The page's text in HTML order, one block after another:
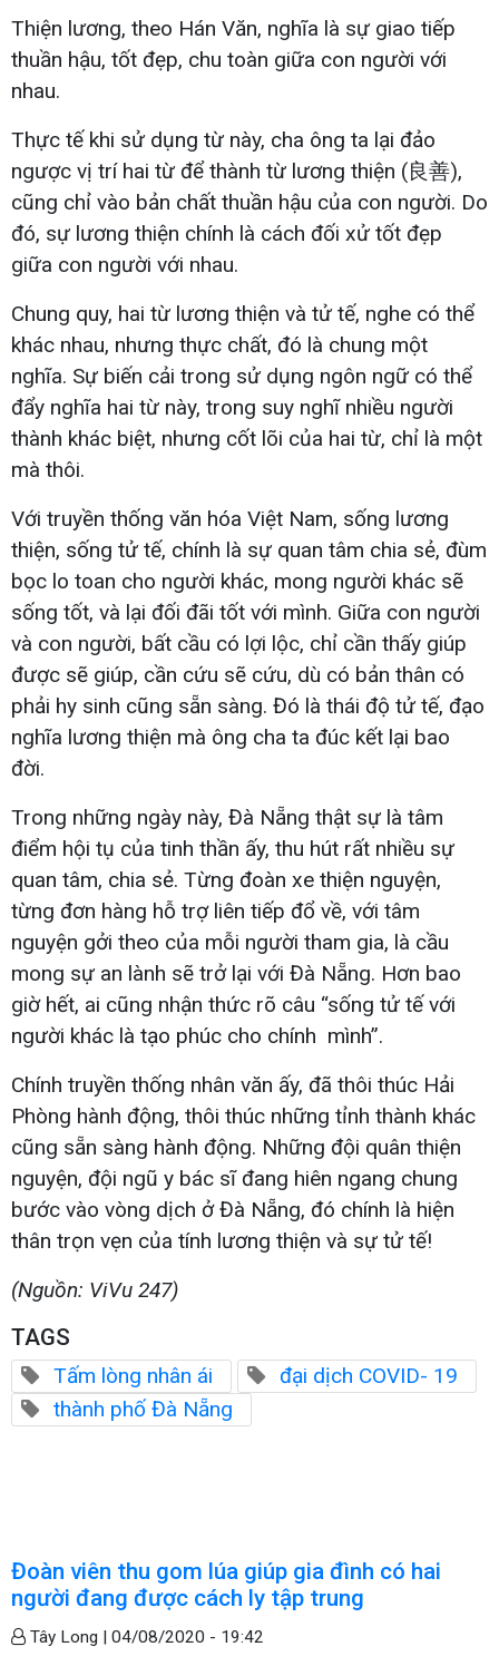
Thiện lương, theo Hán Văn, nghĩa là sự giao tiếp
thuần hậu, tốt đẹp, chu toàn giữa con người với
nhau.
Thực tế khi sử dụng từ này, cha ông ta lại đảo
ngược vị trí hai từ để thành từ lương thiện (良善),
cũng chỉ vào bản chất thuần hậu của con người. Do
đó, sự lương thiện chính là cách đối xử tốt đẹp
giữa con người với nhau.
Chung quy, hai từ lương thiện và tử tế, nghe có thể
khác nhau, nhưng thực chất, đó là chung một
nghĩa. Sự biến cải trong sử dụng ngôn ngữ có thể
đẩy nghĩa hai từ này, trong suy nghĩ nhiều người
thành khác biệt, nhưng cốt lõi của hai từ, chỉ là một
mà thôi.
Với truyền thống văn hóa Việt Nam, sống lương
thiện, sống tử tế, chính là sự quan tâm chia sẻ, đùm
bọc lo toan cho người khác, mong người khác sẽ
sống tốt, và lại đối đãi tốt với mình. Giữa con người
và con người, bất cầu có lợi lộc, chỉ cần thấy giúp
được sẽ giúp, cần cứu sẽ cứu, dù có bản thân có
phải hy sinh cũng sẵn sàng. Đó là thái độ tử tế, đạo
nghĩa lương thiện mà ông cha ta đúc kết lại bao
đời.
Trong những ngày này, Đà Nẵng thật sự là tâm
điểm hội tụ của tinh thần ấy, thu hút rất nhiều sự
quan tâm, chia sẻ. Từng đoàn xe thiện nguyện,
từng đơn hàng hỗ trợ liên tiếp đổ về, với tâm
nguyện gởi theo của mỗi người tham gia, là cầu
mong sự an lành sẽ trở lại với Đà Nẵng. Hơn bao
giờ hết, ai cũng nhận thức rõ câu “sống tử tế với
người khác là tạo phúc cho chính mình”.
Chính truyền thống nhân văn ấy, đã thôi thúc Hải
Phòng hành động, thôi thúc những tỉnh thành khác
cũng sẵn sàng hành động. Những đội quân thiện
nguyện, đội ngũ y bác sĩ đang hiên ngang chung
bước vào vòng dịch ở Đà Nẵng, đó chính là hiện
thân trọn vẹn của tính lương thiện và sự tử tế!
(Nguồn: ViVu 247)
TAGS
Tấm lòng nhân ái
đại dịch COVID- 19
thành phố Đà Nẵng
Đoàn viên thu gom lúa giúp gia đình có hai
người đang được cách ly tập trung
Tây Long | 04/08/2020 - 19:42